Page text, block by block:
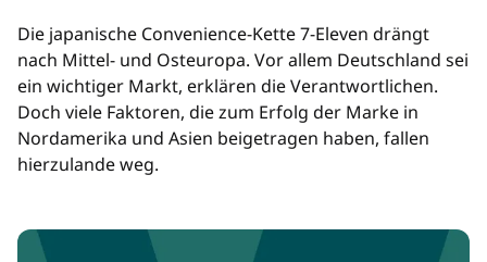
Die japanische Convenience-Kette 7-Eleven drängt
nach Mittel- und Osteuropa. Vor allem Deutschland sei
ein wichtiger Markt, erklären die Verantwortlichen.
Doch viele Faktoren, die zum Erfolg der Marke in
Nordamerika und Asien beigetragen haben, fallen
hierzulande weg.